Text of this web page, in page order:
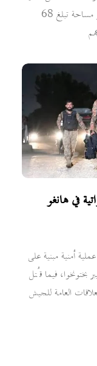
«رد الفتنة 3»، فيما أفادت مصادر أمنية بتطهير مساحة تبلغ 68
في هانغو
مسلحين خلال عملية أمنية مبنية على
بختونخوا، فيما قُتل
العامة للجيش